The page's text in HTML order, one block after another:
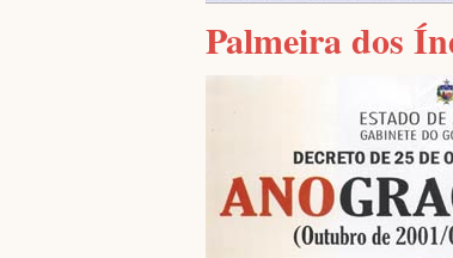
Palmeira dos